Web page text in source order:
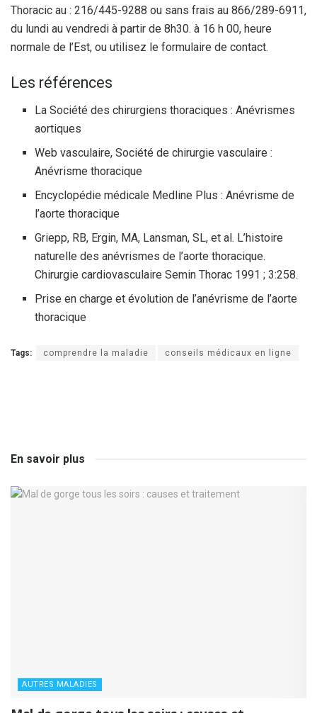
Thoracic au : 216/445-9288 ou sans frais au 866/289-6911,
du lundi au vendredi à partir de 8h30. à 16 h 00, heure
normale de l’Est, ou utilisez le formulaire de contact.
Les références
La Société des chirurgiens thoraciques : Anévrismes
aortiques
Web vasculaire, Société de chirurgie vasculaire :
Anévrisme thoracique
Encyclopédie médicale Medline Plus : Anévrisme de
l’aorte thoracique
Griepp, RB, Ergin, MA, Lansman, SL, et al. L’histoire
naturelle des anévrismes de l’aorte thoracique.
Chirurgie cardiovasculaire Semin Thorac 1991 ; 3:258.
Prise en charge et évolution de l’anévrisme de l’aorte
thoracique
Tags: comprendre la maladie conseils médicaux en ligne
En savoir plus
AUTRES MALADIES